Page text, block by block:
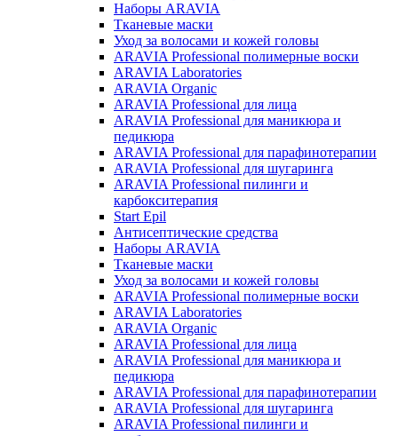
Наборы ARAVIA
Тканевые маски
Уход за волосами и кожей головы
ARAVIA Professional полимерные воски
ARAVIA Laboratories
ARAVIA Organic
ARAVIA Professional для лица
ARAVIA Professional для маникюра и
педикюра
ARAVIA Professional для парафинотерапии
ARAVIA Professional для шугаринга
ARAVIA Professional пилинги и
карбокситерапия
Start Epil
Антисептические средства
Наборы ARAVIA
Тканевые маски
Уход за волосами и кожей головы
ARAVIA Professional полимерные воски
ARAVIA Laboratories
ARAVIA Organic
ARAVIA Professional для лица
ARAVIA Professional для маникюра и
педикюра
ARAVIA Professional для парафинотерапии
ARAVIA Professional для шугаринга
ARAVIA Professional пилинги и